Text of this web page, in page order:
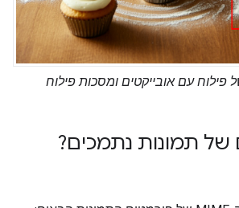
פילוח עם אובייקטים ומסכות פילוח
של תמונות נתמכים?